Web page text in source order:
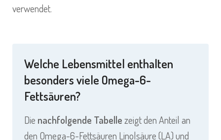
verwendet.
Welche Lebensmittel enthalten
besonders viele Omega-6-
Fettsäuren?
Die nachfolgende Tabellezeigt den Anteil an
den Omega-6-Fettsäuren Linolsäure (LA) und